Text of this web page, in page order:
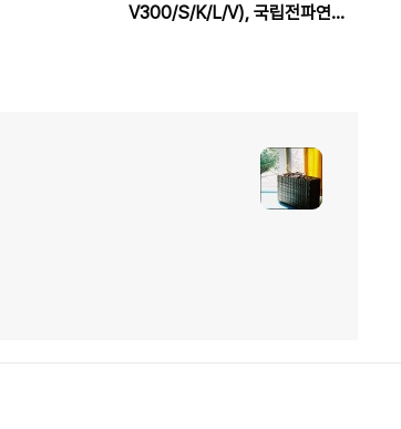
V300/S/K/L/V), 국립전파연구